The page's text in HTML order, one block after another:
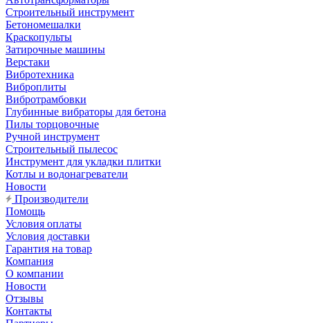
Строительный инструмент
Бетономешалки
Краскопульты
Затирочные машины
Верстаки
Вибротехника
Виброплиты
Вибротрамбовки
Глубинные вибраторы для бетона
Пилы торцовочные
Ручной инструмент
Строительный пылесос
Инструмент для укладки плитки
Котлы и водонагреватели
Новости
Производители
Помощь
Условия оплаты
Условия доставки
Гарантия на товар
Компания
О компании
Новости
Отзывы
Контакты